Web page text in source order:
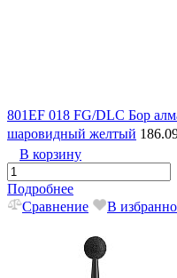
801EF 018 FG/DLC Бор
шаровидный желтый
В корзину
Подробнее
Сравнение
В